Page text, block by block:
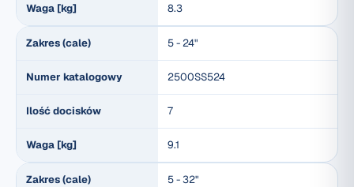
Waga [kg] 8.3
Zakres (cale) 5 - 24"
Numer katalogowy 2500SS524
Ilość docisków 7
Waga [kg] 9.1
Zakres (cale) 5 - 32"